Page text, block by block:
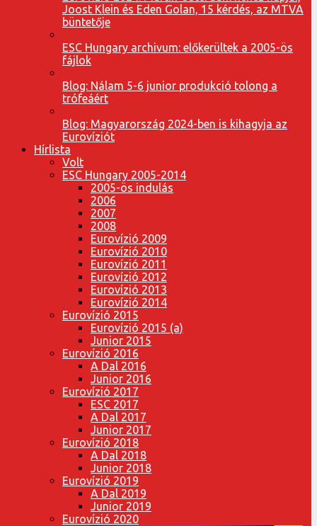
Joost Klein és Eden Golan, 15 kérdés, az MTVA
büntetője
ESC Hungary archivum: előkerültek a 2005-ös
fájlok
Blog: Nálam 5-6 junior produkció tolong a
trófeáért
Blog: Magyarország 2024-ben is kihagyja az
Eurovíziót
Hírlista
Volt
ESC Hungary 2005-2014
2005-ös indulás
2006
2007
2008
Eurovízió 2009
Eurovízió 2010
Eurovízió 2011
Eurovízió 2012
Eurovízió 2013
Eurovízió 2014
Eurovízió 2015
Eurovízió 2015 (a)
Junior 2015
Eurovízió 2016
A Dal 2016
Junior 2016
Eurovízió 2017
ESC 2017
A Dal 2017
Junior 2017
Eurovízió 2018
A Dal 2018
Junior 2018
Eurovízió 2019
A Dal 2019
Junior 2019
Eurovízió 2020